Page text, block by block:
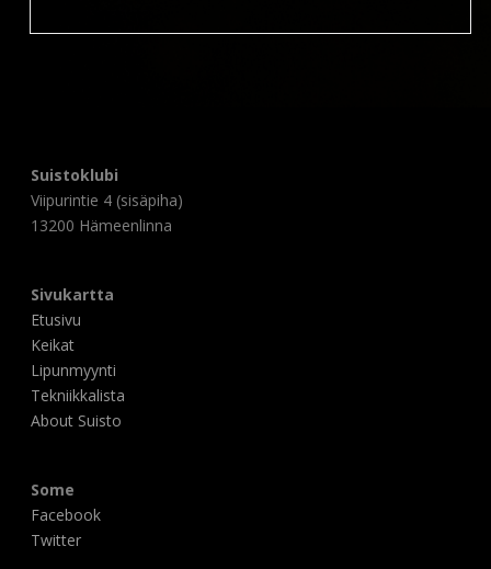
Suistoklubi
Viipurintie 4 (sisäpiha)
13200 Hämeenlinna
Sivukartta
Etusivu
Keikat
Lipunmyynti
Tekniikkalista
About Suisto
Some
Facebook
Twitter